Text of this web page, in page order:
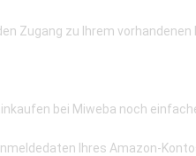
Zugang zu Ihrem
bei Miweba noch
Ihres Amazon-